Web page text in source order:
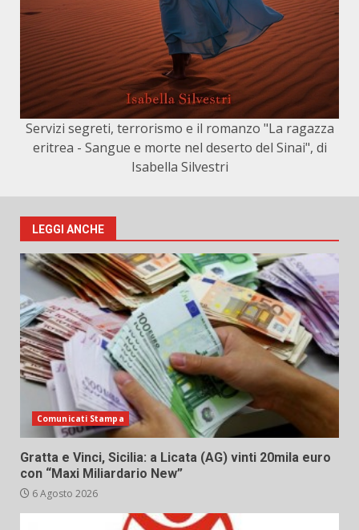
Servizi segreti, terrorismo e il romanzo "La ragazza
eritrea - Sangue e morte nel deserto del Sinai", di
Isabella Silvestri
LEGGI ANCHE
Comunicati Stampa
Gratta e Vinci, Sicilia: a Licata (AG) vinti 20mila euro
con “Maxi Miliardario New”
6 Agosto 2026